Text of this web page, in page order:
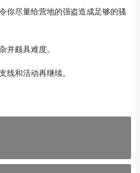
你尽量给营地的强盗造成足够的骚
并颇具难度。
线和活动再继续。